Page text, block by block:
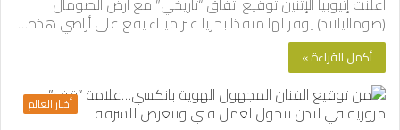
(صوماليلاند) يوفر لها منفذا بحريا عبر ميناء يقع على أراضي هذه…
أكمل القراءة »
أخبار العالم